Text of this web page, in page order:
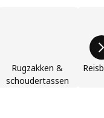
Rugzakken &
schoudertassen